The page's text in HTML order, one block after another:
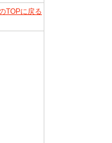
TOPに戻る